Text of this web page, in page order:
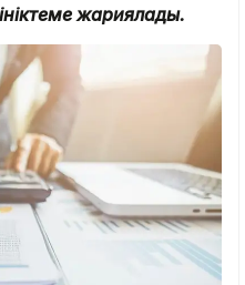
жариялады.